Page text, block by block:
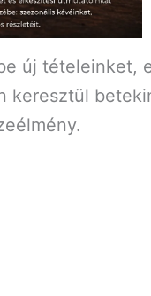
új tételeinket,